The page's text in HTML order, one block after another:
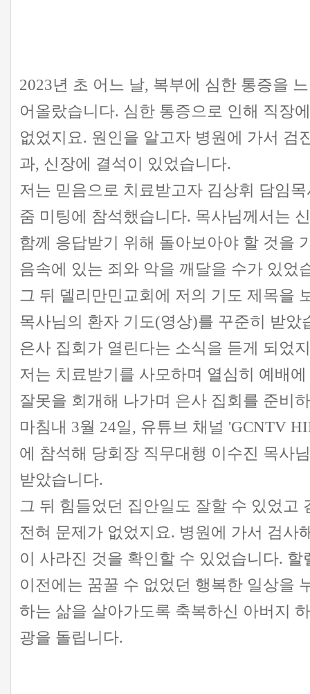
2023년 초 어느 날, 복부에 심한 통증을
어올랐습니다. 심한 통증으로 인해 직장
없었지요. 원인을 알고자 병원에 가서 검
과, 신장에 결석이 있었습니다.
저는 믿음으로 치료받고자 김상휘 담임
줌 미팅에 참석했습니다. 목사님께서는
함께 응답받기 위해 돌아보아야 할 것을
음속에 있는 죄와 악을 깨달을 수가 있었
그 뒤 델리만민교회에 저의 기도 제목을
목사님의 환자 기도(영상)를 꾸준히 받았
은사 집회가 열린다는 소식을 듣게 되었
저는 치료받기를 사모하며 열심히 예배
잘못을 회개해 나가며 은사 집회를 준비
마침내 3월 24일, 유튜브 채널 'GCNTV
에 참석해 당회장 직무대행 이수진 목사
받았습니다.
그 뒤 힘들었던 집안일도 잘할 수 있었고
전혀 문제가 없었지요. 병원에 가서 검사
이 사라진 것을 확인할 수 있었습니다. 할
이전에는 꿈꿀 수 없었던 행복한 일상을
하는 삶을 살아가도록 축복하신 아버지
광을 돌립니다.